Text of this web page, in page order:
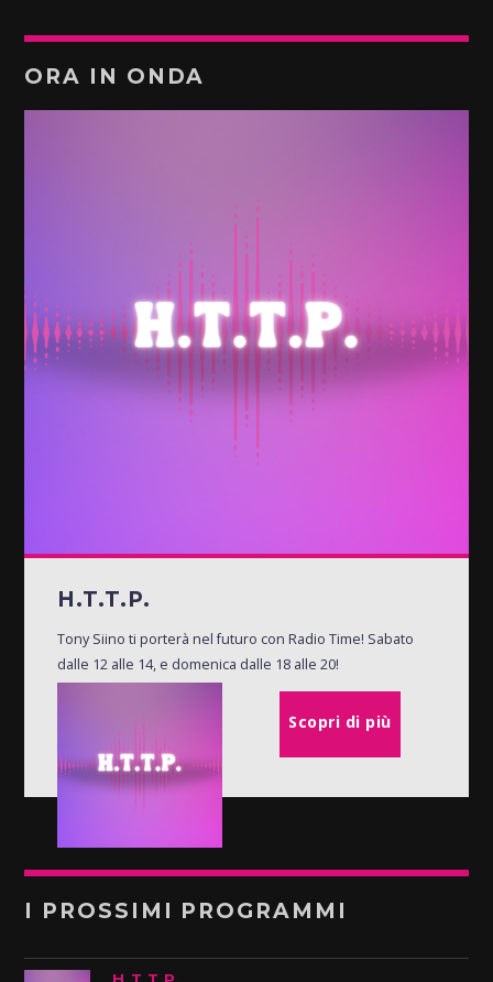
ORA IN ONDA
H.T.T.P.
Tony Siino ti porterà nel futuro con Radio Time! Sabato
dalle 12 alle 14, e domenica dalle 18 alle 20!
Scopri di più
I PROSSIMI PROGRAMMI